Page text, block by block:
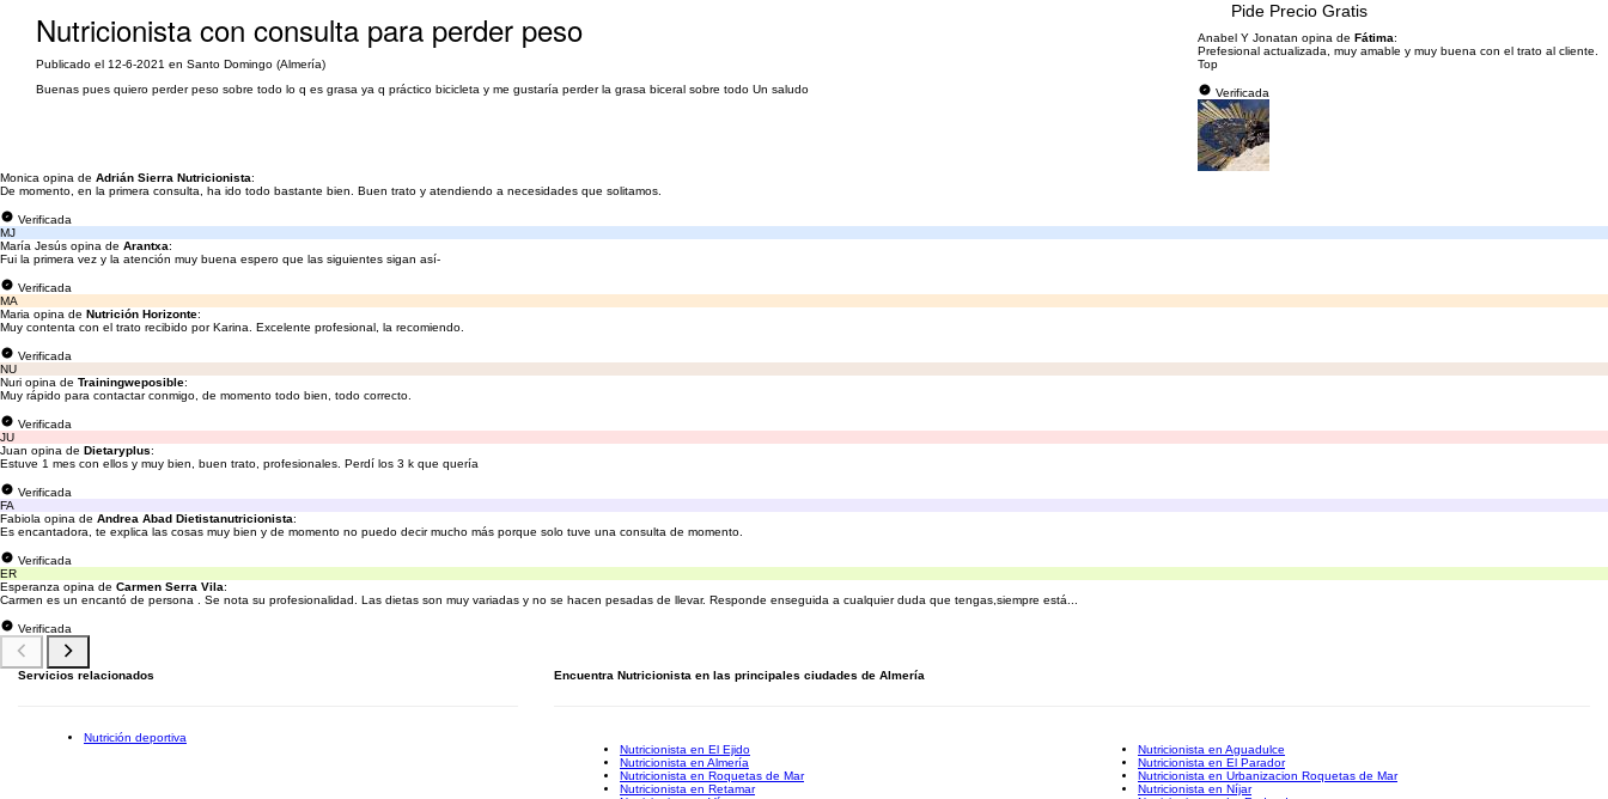
Nutricionista con consulta para perder peso
Publicado el 12-6-2021 en Santo Domingo (Almería)
Buenas pues quiero perder peso sobre todo lo q es grasa ya q práctico bicicleta y me gustaría perder la grasa biceral sobre todo Un saludo
Pide Precio Gratis
Anabel Y Jonatan opina de Fátima:
Prefesional actualizada, muy amable y muy buena con el trato al cliente.
Top
Verificada
Monica opina de Adrián Sierra Nutricionista:
De momento, en la primera consulta, ha ido todo bastante bien. Buen trato y atendiendo a necesidades que solitamos.
Verificada
MJ
María Jesús opina de Arantxa:
Fui la primera vez y la atención muy buena espero que las siguientes sigan así-
Verificada
MA
Maria opina de Nutrición Horizonte:
Muy contenta con el trato recibido por Karina. Excelente profesional, la recomiendo.
Verificada
NU
Nuri opina de Trainingweposible:
Muy rápido para contactar conmigo, de momento todo bien, todo correcto.
Verificada
JU
Juan opina de Dietaryplus:
Estuve 1 mes con ellos y muy bien, buen trato, profesionales. Perdí los 3 k que quería
Verificada
FA
Fabiola opina de Andrea Abad Dietistanutricionista:
Es encantadora, te explica las cosas muy bien y de momento no puedo decir mucho más porque solo tuve una consulta de momento.
Verificada
ER
Esperanza opina de Carmen Serra Vila:
Carmen es un encantó de persona . Se nota su profesionalidad. Las dietas son muy variadas y no se hacen pesadas de llevar. Responde enseguida a cualquier duda que tengas,siempre está...
Verificada
Servicios relacionados
Nutrición deportiva
Encuentra Nutricionista en las principales ciudades de Almería
Nutricionista en El Ejido
Nutricionista en Almería
Nutricionista en Roquetas de Mar
Nutricionista en Retamar
Nutricionista en Aguadulce
Nutricionista en El Parador
Nutricionista en Urbanizacion Roquetas de Mar
Nutricionista en Níjar